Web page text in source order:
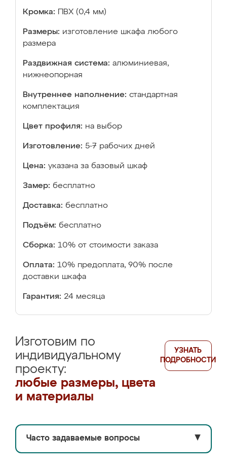
Кромка: ПВХ (0,4 мм)
Размеры: изготовление шкафа любого
размера
Раздвижная система: алюминиевая,
нижнеопорная
Внутреннее наполнение: стандартная
комплектация
Цвет профиля: на выбор
Изготовление: 5-7 рабочих дней
Цена: указана за базовый шкаф
Замер: бесплатно
Доставка: бесплатно
Подъём: бесплатно
Сборка: 10% от стоимости заказа
Оплата: 10% предоплата, 90% после
доставки шкафа
Гарантия: 24 месяца
Изготовим по
индивидуальному
проекту:
любые размеры, цвета
и материалы
УЗНАТЬ
ПОДРОБНОСТИ
Часто задаваемые вопросы ▼